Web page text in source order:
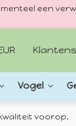
een
Vogel
voorop.